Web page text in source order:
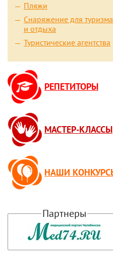
Пляжи
Снаряжение для туризма
и отдыха
Туристические агентства
РЕПЕТИТОРЫ
МАСТЕР-КЛАССЫ
НАШИ
Партнеры